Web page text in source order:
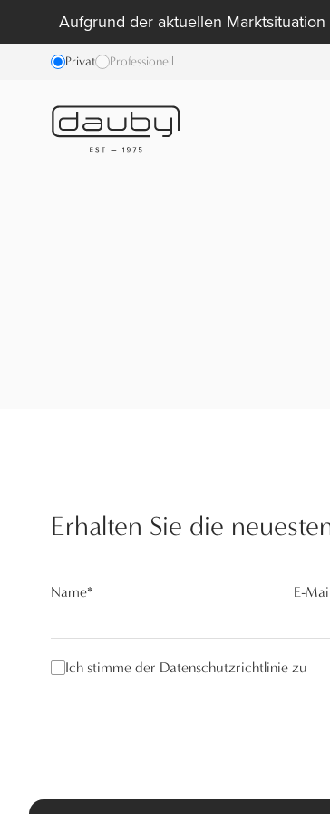
Aufgrund der aktuellen Marktsituation
Privat Professionell
Erhalten Sie die
Name* E-
Ich stimme der Datenschutzrichtlinie zu